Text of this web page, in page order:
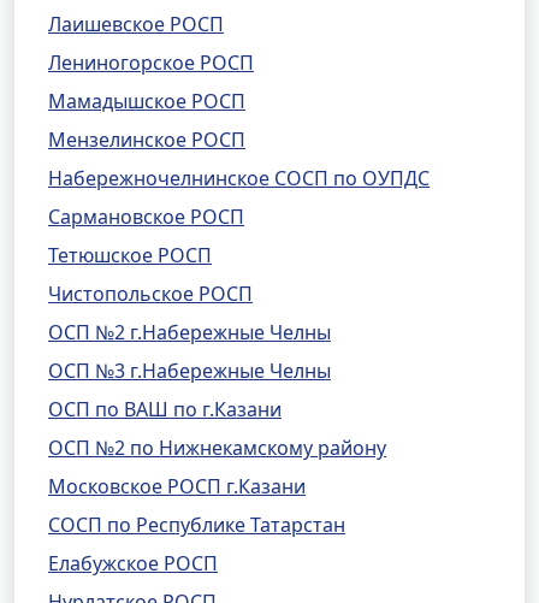
Лаишевское РОСП
Лениногорское РОСП
Мамадышское РОСП
Мензелинское РОСП
Набережночелнинское СОСП по ОУПДС
Сармановское РОСП
Тетюшское РОСП
Чистопольское РОСП
ОСП №2 г.Набережные Челны
ОСП №3 г.Набережные Челны
ОСП по ВАШ по г.Казани
ОСП №2 по Нижнекамскому району
Московское РОСП г.Казани
СОСП по Республике Татарстан
Елабужское РОСП